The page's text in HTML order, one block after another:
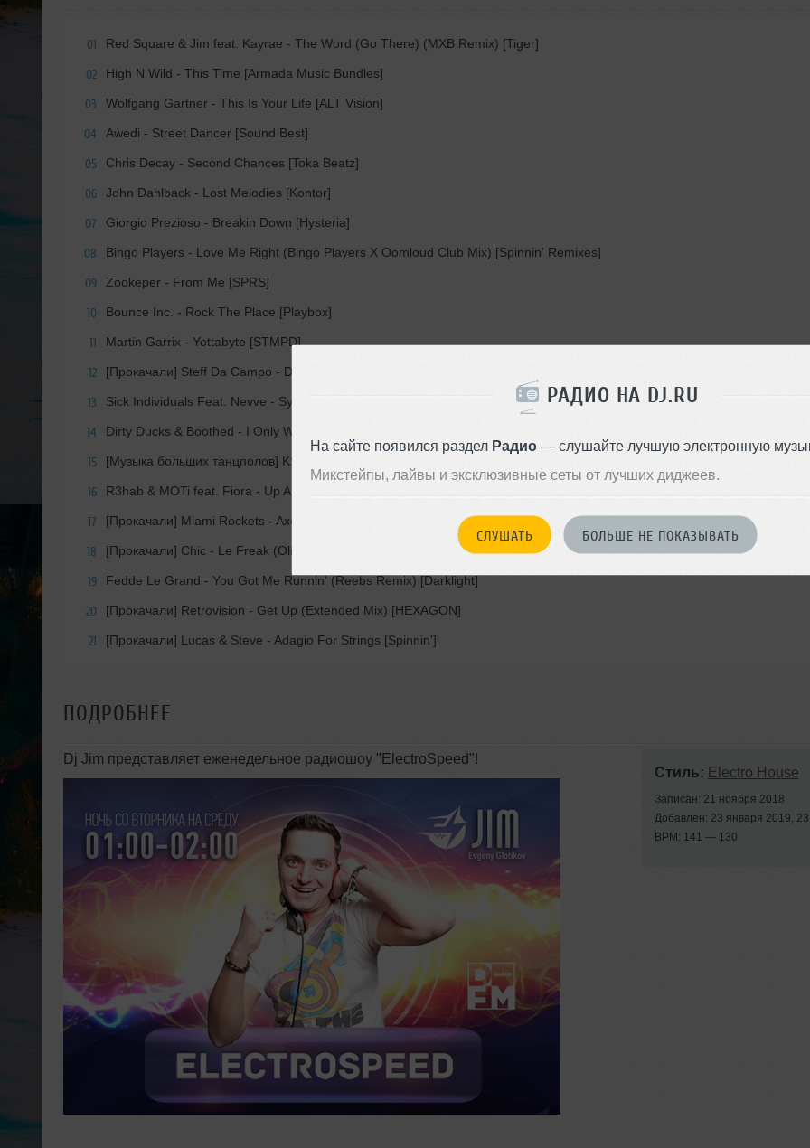
РАДИО НА DJ.RU
На сайте появился раздел Радио— слушайте лучшую электронную
Микстейпы, лайвы и эксклюзивные сеты от лучших диджеев.
СЛУШАТЬ БОЛЬШЕ НЕ ПОКАЗЫВАТЬ
01 Red Square & Jim feat. Kayrae - The Word (Go There) (MXB Remix) [Tiger]
02 High N Wild - This Time [Armada Music Bundles]
03 Wolfgang Gartner - This Is Your Life [ALT Vision]
04 Awedi - Street Dancer [Sound Best]
05 Chris Decay - Second Chances [Toka Beatz]
06 John Dahlback - Lost Melodies [Kontor]
07 Giorgio Prezioso - Breakin Down [Hysteria]
08 Bingo Players - Love Me Right (Bingo Players X Oomloud Club Mix) [Spinnin' Remixes]
09 Zookeper - From Me [SPRS]
10 Bounce Inc. - Rock The Place [Playbox]
11 Martin Garrix - Yottabyte [STMPD]
12 [Прокачали] Steff Da Campo - Deeper Love [HEXAGON]
13 Sick Individuals Feat. Nevve - Symphony [Revealed]
14 Dirty Ducks & Boothed - I Only Wanna [Fonk]
15 [Музыка больших танцполов] KSHMR- Magic [Dharma]
16 R3hab & MOTi feat. Fiora - Up All Night [CYB3RPVNK]
17 [Прокачали] Miami Rockets - Axel F [discowax (Sony)]
18 [Прокачали] Chic - Le Freak (Oliver Heldens Extended Mix) [Spinnin']
19 Fedde Le Grand - You Got Me Runnin' (Reebs Remix) [Darklight]
20 [Прокачали] Retrovision - Get Up (Extended Mix) [HEXAGON]
21 [Прокачали] Lucas & Steve - Adagio For Strings [Spinnin']
ПОДРОБНЕЕ
Dj Jim представляет еженедельное радиошоу "ElectroSpeed"!
Стиль: Electro House
Записан: 21 ноября 2018
Добавлен: 23 января 2019,
BPM: 141 — 130